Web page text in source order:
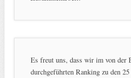
Es freut uns, dass wir im von
durchgeführten Ranking zu den